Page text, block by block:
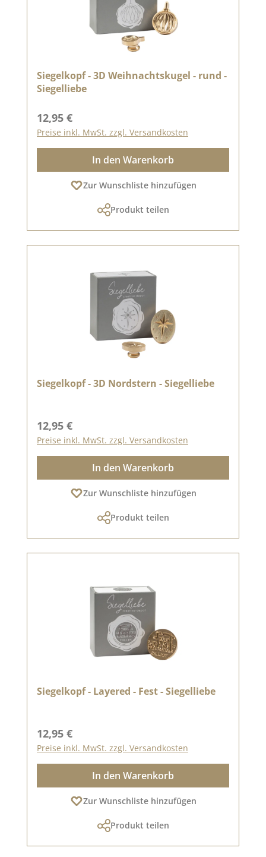
Siegelkopf - 3D Weihnachtskugel - rund -
Siegelliebe
Regulärer Preis:
12,95 €
Preise inkl. MwSt. zzgl. Versandkosten
In den Warenkorb
Zur Wunschliste hinzufügen
Produkt teilen
Siegelkopf - 3D Nordstern - Siegelliebe
Regulärer Preis:
12,95 €
Preise inkl. MwSt. zzgl. Versandkosten
In den Warenkorb
Zur Wunschliste hinzufügen
Produkt teilen
Siegelkopf - Layered - Fest - Siegelliebe
Regulärer Preis:
12,95 €
Preise inkl. MwSt. zzgl. Versandkosten
In den Warenkorb
Zur Wunschliste hinzufügen
Produkt teilen